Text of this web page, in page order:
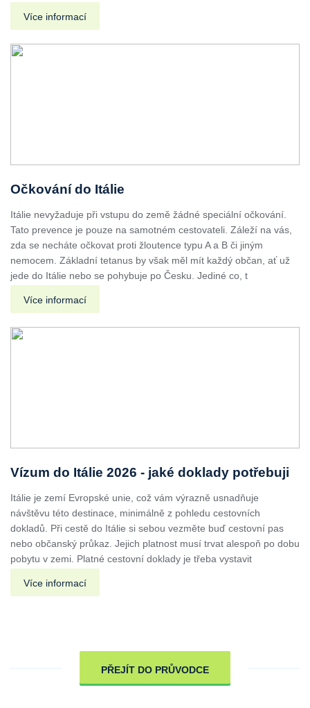
Více informací
Očkování do Itálie
Itálie nevyžaduje při vstupu do země žádné speciální očkování.
Tato prevence je pouze na samotném cestovateli. Záleží na vás,
zda se necháte očkovat proti žloutence typu A a B či jiným
nemocem. Základní tetanus by však měl mít každý občan, ať už
jede do Itálie nebo se pohybuje po Česku. Jediné co, t
Více informací
Vízum do Itálie 2026 - jaké doklady potřebuji
Itálie je zemí Evropské unie, což vám výrazně usnadňuje
návštěvu této destinace, minimálně z pohledu cestovních
dokladů. Při cestě do Itálie si sebou vezměte buď cestovní pas
nebo občanský průkaz. Jejich platnost musí trvat alespoň po dobu
pobytu v zemi. Platné cestovní doklady je třeba vystavit
Více informací
PŘEJÍT DO PRŮVODCE